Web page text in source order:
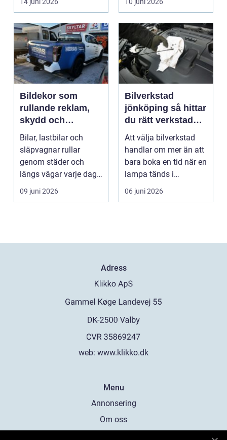
14 juni 2026 10 juni 2026
Bildekor som
rullande reklam,
skydd och
personlig stil
Bilar, lastbilar och
släpvagnar rullar
genom städer och
längs vägar varje dag.
De passerar
09 juni 2026
Bilverkstad
jönköping så hittar
du rätt verkstad
för din bil
Att välja bilverkstad
handlar om mer än att
bara boka en tid när en
lampa tänds i
instrumentpanelen....
06 juni 2026
Adress
web: www.klikko.dk
Menu
Annonsering
Om oss